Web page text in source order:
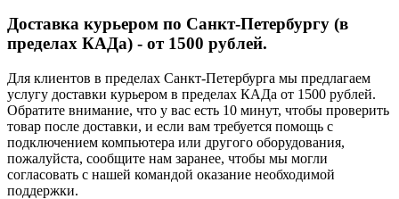
Доставка курьером по Санкт-Петербургу (в
пределах КАДа) - от 1500 рублей.
Для клиентов в пределах Санкт-Петербурга мы предлагаем
услугу доставки курьером в пределах КАДа от 1500 рублей.
Обратите внимание, что у вас есть 10 минут, чтобы проверить
товар после доставки, и если вам требуется помощь с
подключением компьютера или другого оборудования,
пожалуйста, сообщите нам заранее, чтобы мы могли
согласовать с нашей командой оказание необходимой
поддержки.